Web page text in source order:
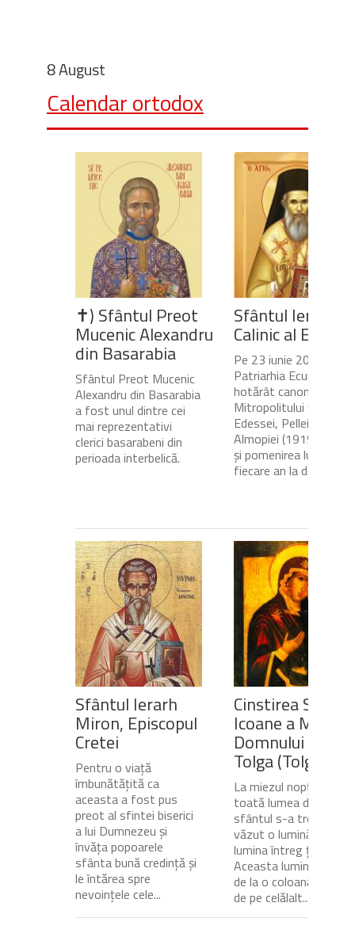
8 August
Calendar ortodox
✝) Sfântul Preot
Mucenic Alexandru
din Basarabia
Sfântul Preot Mucenic
Alexandru din Basarabia
a fost unul dintre cei
mai reprezentativi
clerici basarabeni din
perioada interbelică.
Sfântul Ierarh
Calinic al
Pe 23 iunie 2020,
Patriarhia Ecumenică a
hotărât canonizarea
Mitropolitului Calinic al
Edessei, Pellei și
Almopiei (1919-1984)
și pomenirea lui în
fiecare an la data de...
Sfântul Ierarh
Miron, Episcopul
Cretei
Pentru o viață
îmbunătățită ca
aceasta a fost pus
preot al sfintei biserici
a lui Dumnezeu și
învăța popoarele
sfânta bună credință și
le întărea spre
nevoințele cele...
Cinstirea Sfintei
Icoane a Maicii
Domnului de pe
Tolga (Tolgska)
La miezul nopții, când
toată lumea dormea,
sfântul s-a trezit și a
văzut o lumină care
lumina întreg ținutul.
Aceasta lumină venea
de la o coloană de foc
de pe celălalt...